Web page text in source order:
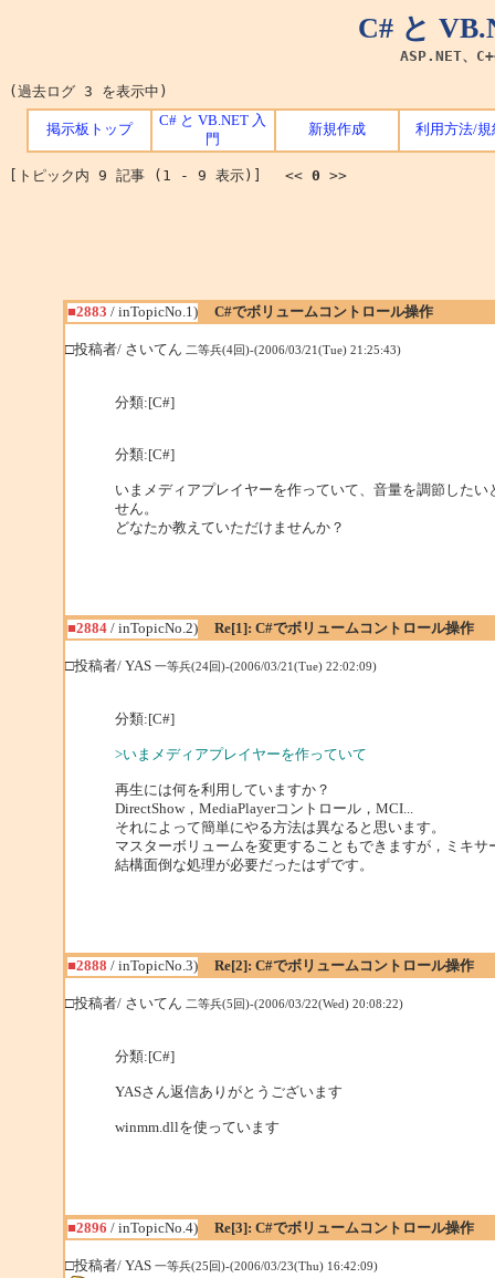
C# と
ASP.NET、
(過去ログ 3 を表示中)
掲示板トップ
C# と VB.NET 入
門
新規作成 利用方法/規
[トピック内 9 記事 (1 - 9 表示)] << 0 >>
■2883 / inTopicNo.1) C#でボリュームコントロール操作
□投稿者/ さいてん 二等兵(4回)-(2006/03/21(Tue) 21:25:43)
分類:[C#]
分類:[C#]
いまメディアプレイヤーを作っていて、音量を調節した
せん。
どなたか教えていただけませんか？
■2884/ inTopicNo.2) Re[1]: C#でボリュームコントロール操作
□投稿者/ YAS 一等兵(24回)-(2006/03/21(Tue) 22:02:09)
分類:[C#]
>いまメディアプレイヤーを作っていて
再生には何を利用していますか？
DirectShow，MediaPlayerコントロール，MCI...
それによって簡単にやる方法は異なると思います。
マスターボリュームを変更することもできますが，ミキサ
結構面倒な処理が必要だったはずです。
■2888 / inTopicNo.3) Re[2]: C#でボリュームコントロール操作
□投稿者/ さいてん 二等兵(5回)-(2006/03/22(Wed) 20:08:22)
分類:[C#]
YASさん返信ありがとうございます
winmm.dllを使っています
■2896 / inTopicNo.4) Re[3]: C#でボリュームコントロール操作
□投稿者/ YAS 一等兵(25回)-(2006/03/23(Thu) 16:42:09)